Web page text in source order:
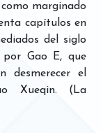
marginado
capítulos en
del siglo
Gao E, que
desmerecer el
Xueqin. (La